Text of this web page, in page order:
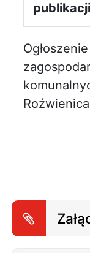
publikacji